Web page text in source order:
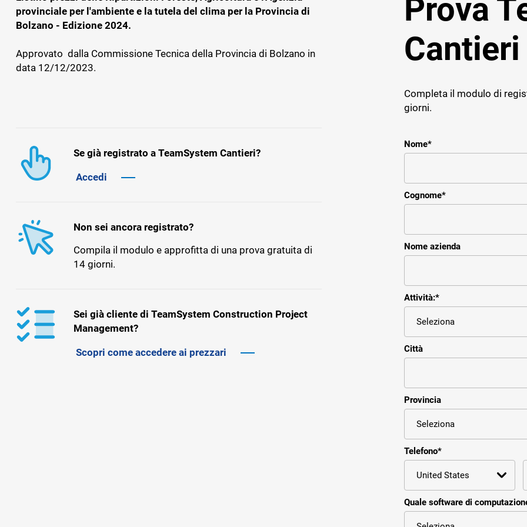
dipendenti
BADGE, ITP E SICUREZZA
GESTIONALE IMPRESE
provinciale per l'ambiente e la tutela del clima per la Provincia di
Bolzano - Edizione 2024.
Approvato dalla Commissione Tecnica della Provincia di Bolzano in
data 12/12/2023.
Se già registrato a TeamSystem Cantieri?
Accedi
Non sei ancora registrato?
Compila il modulo e approfitta di una prova gratuita di
14 giorni.
Sei già cliente di TeamSystem Construction Project
Management?
Scopri come accedere ai prezzari
Prova
Cantieri
Completa il modulo di
giorni.
Nome*
Cognome*
Nome azienda
Attività:*
Città
Provincia
Telefono*
Quale software di